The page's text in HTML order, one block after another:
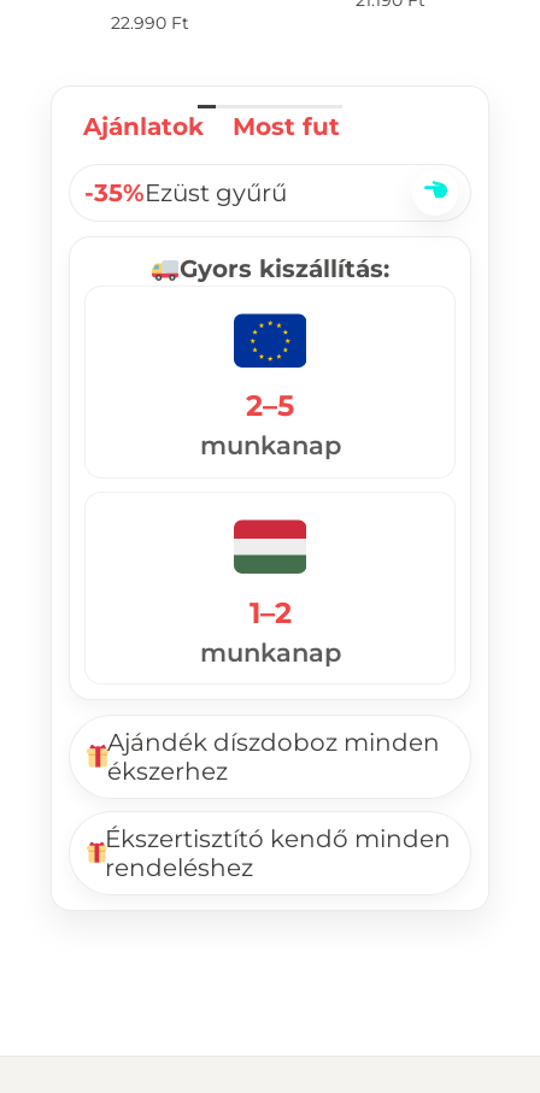
22.990 Ft
Ajánlatok Most fut
-35%Ezüst gyűrű
Gyors kiszállítás:
1–2
munkanap
2–5
munkanap
Ajándék díszdoboz minden
ékszerhez
Ékszertisztító kendő minden
rendeléshez